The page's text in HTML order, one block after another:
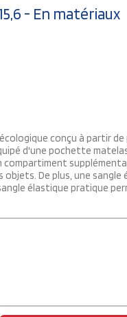
- En matériaux
conçu à partir
d'une pochette
compartiment
De plus, une
élastique pratique